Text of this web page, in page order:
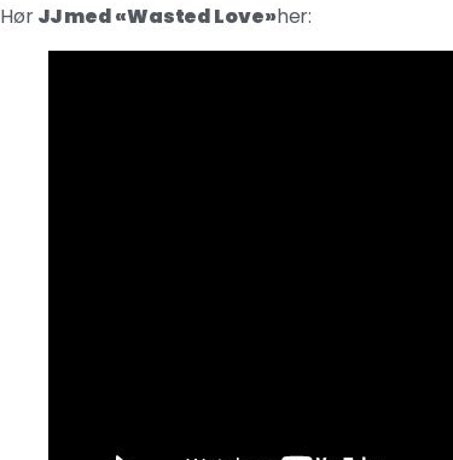
HørJJ med «Wasted Love»her: